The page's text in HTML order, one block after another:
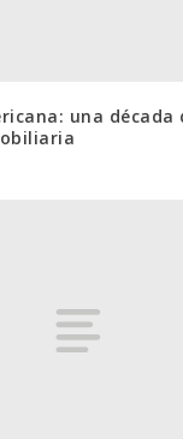
una década